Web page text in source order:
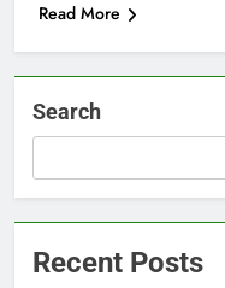
Read More
Search
Recent Posts